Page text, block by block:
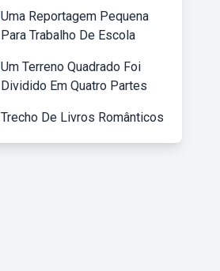
Uma Reportagem Pequena
Para Trabalho De Escola
Um Terreno Quadrado Foi
Dividido Em Quatro Partes
Trecho De Livros Românticos